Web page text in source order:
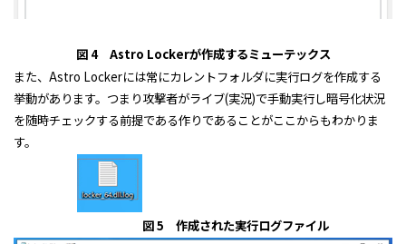
図 4 Astro Lockerが作成するミューテックス
また、Astro Lockerには常にカレントフォルダに実行ログを作成する
挙動があります。つまり攻撃者がライブ(実況)で手動実行し暗号化状況
を随時チェックする前提である作りであることがここからもわかりま
す。
図 5 作成された実行ログファイル